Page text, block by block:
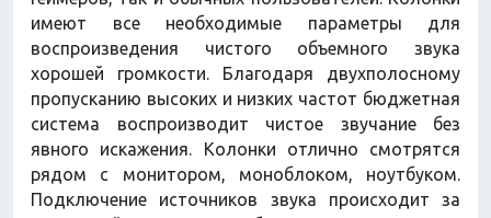
имеют все необходимые параметры для
воспроизведения чистого объемного звука
хорошей громкости. Благодаря двухполосному
пропусканию высоких и низких частот бюджетная
система воспроизводит чистое звучание без
явного искажения. Колонки отлично смотрятся
рядом с монитором, моноблоком, ноутбуком.
Подключение источников звука происходит за